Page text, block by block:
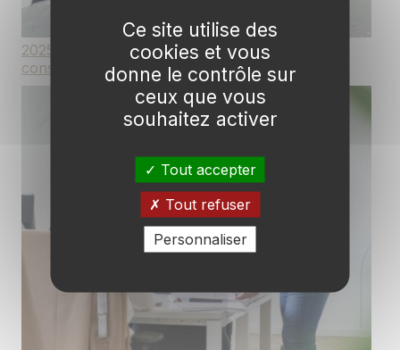
2025 : une année de beaux projets et de
consolidation pour Courteam
Ce site utilise des
cookies et vous
donne le contrôle sur
ceux que vous
souhaitez activer
Tout accepter
Tout refuser
Personnaliser